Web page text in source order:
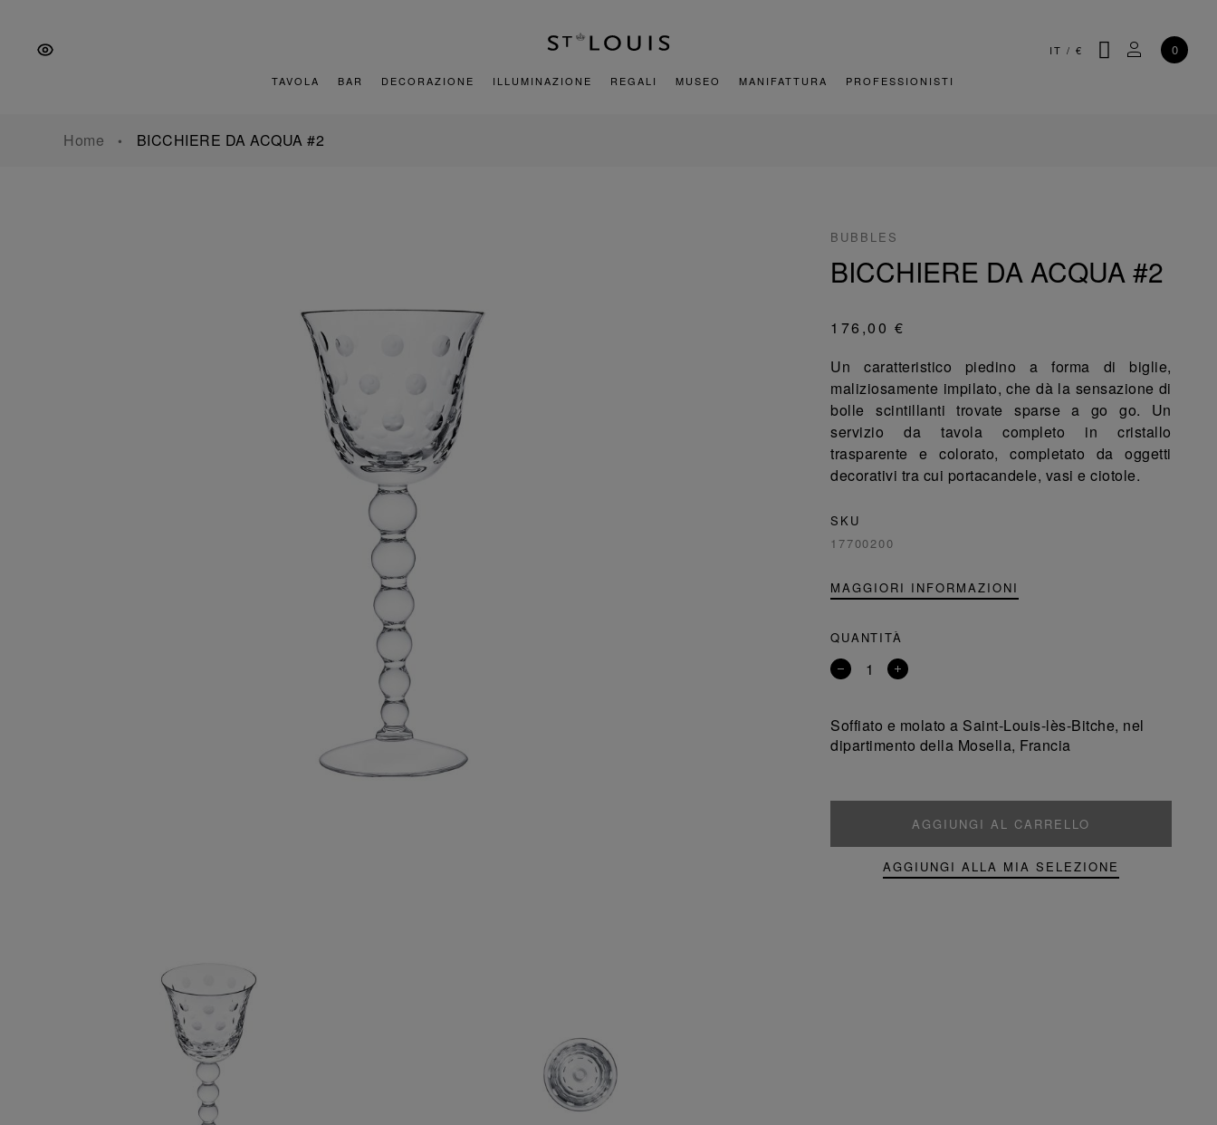
navigazione
contenuto
IT / € CERCAIL MIO
0
TAVOLA BAR DECORAZIONE ILLUMINAZIONE REGALI MUSEO MANIFATTURA PROFESSIONISTI
Home BICCHIERE DA ACQUA #2
BUBBLES
BICCHIERE DA ACQUA #2
176,00 €
Un caratteristico piedino a forma di biglie,
maliziosamente impilato, che dà la sensazione di
bolle scintillanti trovate sparse a go go. Un
servizio da tavola completo in cristallo
trasparente e colorato, completato da oggetti
decorativi tra cui portacandele, vasi e ciotole.
SKU
17700200
MAGGIORI INFORMAZIONI
QUANTITÀ
Rimuovi
Aggiungi
Soffiato e molato a Saint-Louis-lès-Bitche, nel
dipartimento della Mosella, Francia
AGGIUNGI AL CARRELLO
AGGIUNGI ALLA MIA SELEZIONE